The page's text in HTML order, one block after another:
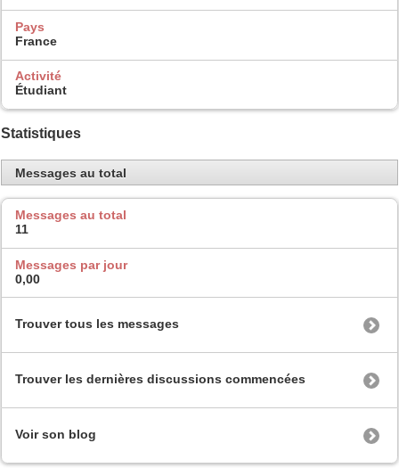
Pays
France
Activité
Étudiant
Statistiques
Messages au total
Messages au total
11
Messages par jour
0,00
Trouver tous les messages
Trouver les dernières discussions commencées
Voir son blog